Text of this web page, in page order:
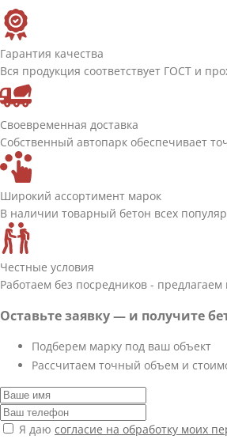
Гарантия качества
Вся продукция соответствует ГОСТ и
Своевременная доставка
Собственный автопарк обеспечивает
Широкий ассортимент марок
В наличии товарный бетон всех
Честные условия
Работаем без посредников -
Оставьте заявку — и получите
Подберем марку под ваш объект
Рассчитаем точный объем и
Я даю согласие на обработку моих